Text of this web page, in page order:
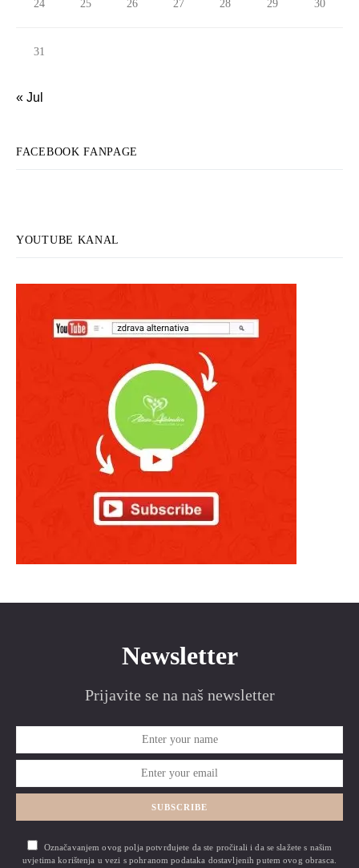
24 25 26 27 28 29 30
31
« Jul
FACEBOOK FANPAGE
YOUTUBE KANAL
Newsletter
Prijavite se na naš newsletter
SUBSCRIBE
Označavanjem ovog polja potvrđujete da ste pročitali i da se slažete s našim
uvjetima korištenja u vezi s pohranom podataka dostavljenih putem ovog obrasca.